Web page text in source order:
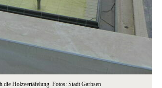
die Holzvertäfelung. Fotos: Stadt Garbsen